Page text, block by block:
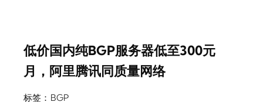
低价国内纯BGP服务器低至300元
月，阿里腾讯同质量网络
标签： BGP